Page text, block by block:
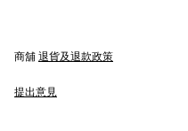
商舖 退貨及退款政策
提出意見